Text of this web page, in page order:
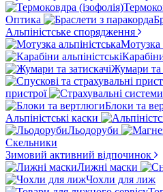
Оптика
Альпіністське спорядження
Мотузка
Жумари та
пристрої
Блоки та
Альпіністські каски
Льодоруби
Скельники
Зимовий активний відпочинок
Лижні маски
Чохли для лиж